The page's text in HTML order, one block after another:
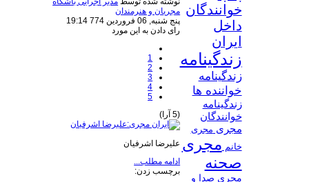
مجریان و هنرمندان
پنج شنبه, 06 فروردين 774 19:14
رای دادن به این مورد
1
2
3
4
5
(5 آرا)
علیرضا اشرفیان
ادامه مطلب...
برچسب زدن:
خوانندگان
داخل
ایران
زندگینامه
زندگینامه
خواننده ها
زندگینامه
خوانندگان
مجری مجری
خانم مجری
صحنه
مجری صدا و